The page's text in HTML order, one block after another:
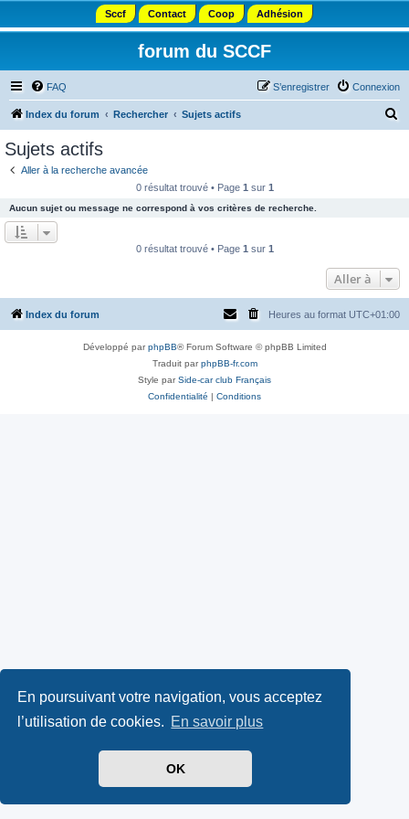
En poursuivant votre navigation, vous acceptez
l’utilisation de cookies. En savoir plus
OK
Sccf Contact Coop Adhésion
forum du SCCF
FAQ Connexion
S’enregistrer
Index du forum Rechercher Sujets actifs
e
r
Sujets actifs
Aller à la recherche avancée
0 résultat trouvé • Page 1 sur 1
Aucun sujet ou message ne correspond à vos critères de recherche.
0 résultat trouvé • Page 1 sur 1
Aller à
Index du forum Heures au format UTC+01:00
Développé parphpBB® Forum Software © phpBB Limited
Traduit parphpBB-fr.com
Style parSide-car club Français
Confidentialité | Conditions